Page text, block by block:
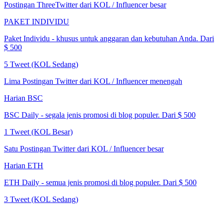
Postingan ThreeTwitter dari KOL / Influencer besar
PAKET INDIVIDU
Paket Individu - khusus untuk anggaran dan kebutuhan Anda. Dari
$ 500
5 Tweet (KOL Sedang)
Lima Postingan Twitter dari KOL / Influencer menengah
Harian BSC
BSC Daily - segala jenis promosi di blog populer. Dari $ 500
1 Tweet (KOL Besar)
Satu Postingan Twitter dari KOL / Influencer besar
Harian ETH
ETH Daily - semua jenis promosi di blog populer. Dari $ 500
3 Tweet (KOL Sedang)